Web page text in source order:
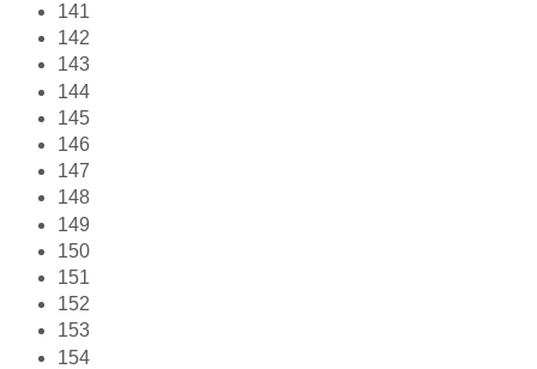
141
142
143
144
145
146
147
148
149
150
151
152
153
154